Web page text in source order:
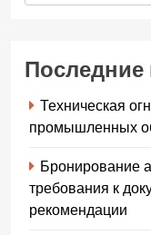
Последние
Техническая
промышленных
Бронирование
требования к
рекомендации